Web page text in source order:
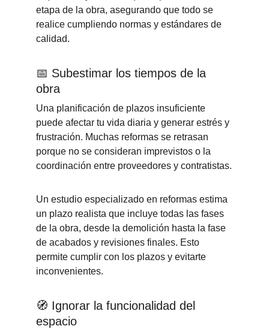
etapa de la obra, asegurando que todo se
realice cumpliendo normas y estándares de
calidad.
📅 Subestimar los tiempos de la
obra
Una planificación de plazos insuficiente
puede afectar tu vida diaria y generar estrés y
frustración. Muchas reformas se retrasan
porque no se consideran imprevistos o la
coordinación entre proveedores y contratistas.
Un estudio especializado en reformas estima
un plazo realista que incluye todas las fases
de la obra, desde la demolición hasta la fase
de acabados y revisiones finales. Esto
permite cumplir con los plazos y evitarte
inconvenientes.
🧭 Ignorar la funcionalidad del
espacio